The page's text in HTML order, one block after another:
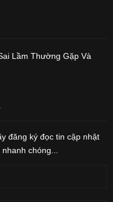
Lầm Thường Gặp Và
đăng ký đọc tin cập nhật
chóng...